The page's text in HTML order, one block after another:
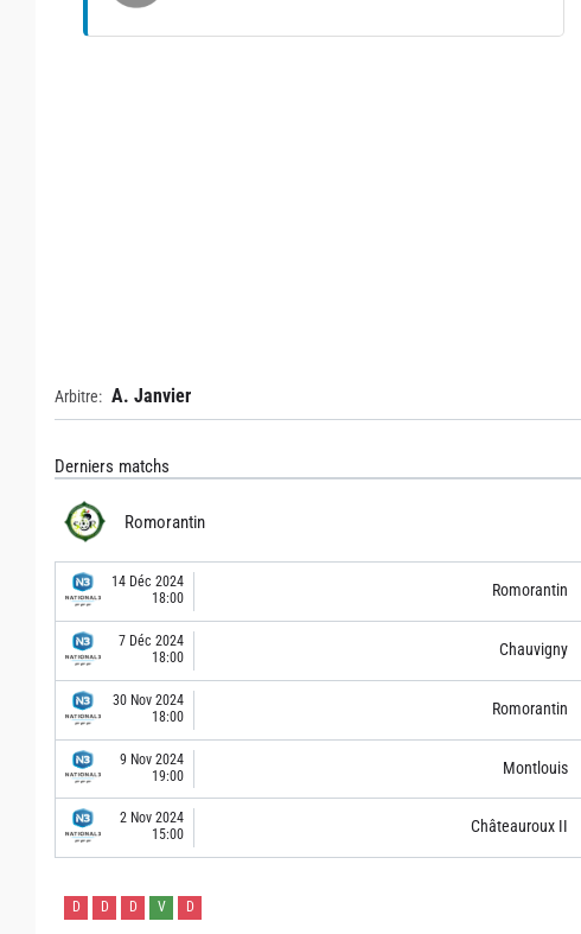
Arbitre: A. Janvier
Derniers matchs
Romorantin
14 Déc 2024
18:00
Romorantin
7 Déc 2024
18:00
Chauvigny
30 Nov 2024
18:00
Romorantin
9 Nov 2024
19:00
Montlouis
2 Nov 2024
15:00
Châteauroux II
D D D V D